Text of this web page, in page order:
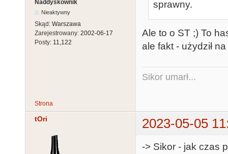
Naddyskownik
Nieaktywny
Skąd: Warszawa
Zarejestrowany: 2002-06-17
Posty: 11,122
sprawny.
Ale to o ST ;) To
ale fakt - użydził
Sikor umarł...
Strona
tOri 2023-05-05
-> Sikor - jak czas